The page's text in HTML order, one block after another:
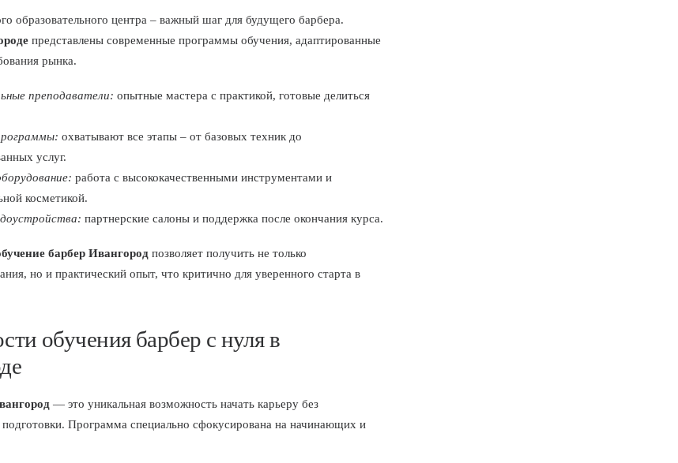
образовательного центра – важный шаг для будущего барбера.
представлены современные программы обучения, адаптированные
рынка.
преподаватели: опытные мастера с практикой, готовые делиться
охватывают все этапы – от базовых техник до
услуг.
работа с высококачественными инструментами и
косметикой.
партнерские салоны и поддержка после окончания курса.
барбер Ивангород позволяет получить не только
но и практический опыт, что критично для уверенного старта в
обучения барбер с нуля в
— это уникальная возможность начать карьеру без
подготовки. Программа специально сфокусирована на начинающих и